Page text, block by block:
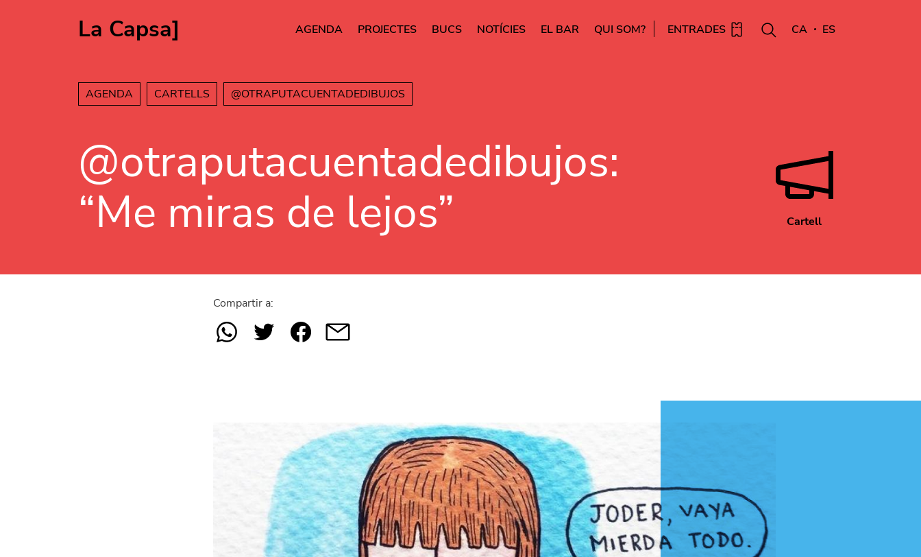
La Capsa] Navegació principal
AGENDA PROJECTES BUCS NOTÍCIES EL BAR QUI SOM? ENTRADES CA ES
AGENDA CARTELLS @OTRAPUTACUENTADEDIBUJOS
@otraputacuentadedibujos:
“Me miras de lejos”
Cartell
Compartir a: